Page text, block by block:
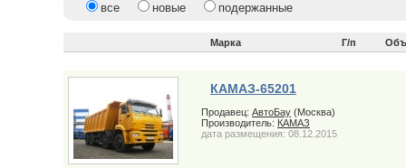
все новые подержанные
Марка Г/п
КАМАЗ-65201
Продавец: АвтоБау (Москва)
Производитель: КАМАЗ
дата размещения: 08.12.2015